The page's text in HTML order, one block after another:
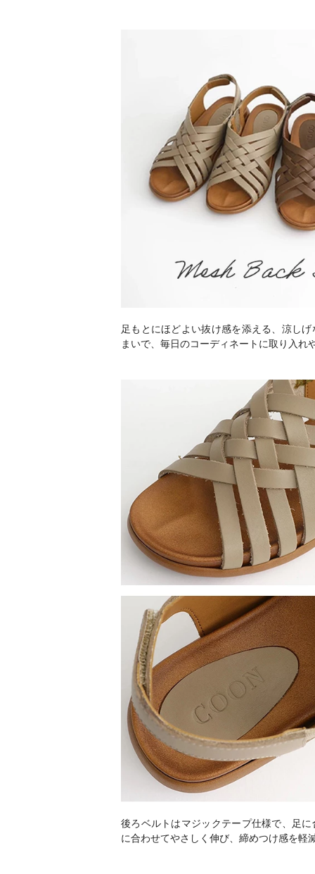
足もとにほどよい抜け感を添える、涼し
まいで、毎日のコーディネートに取り入れ
後ろベルトはマジックテープ仕様で、足
に合わせてやさしく伸び、締めつけ感を軽